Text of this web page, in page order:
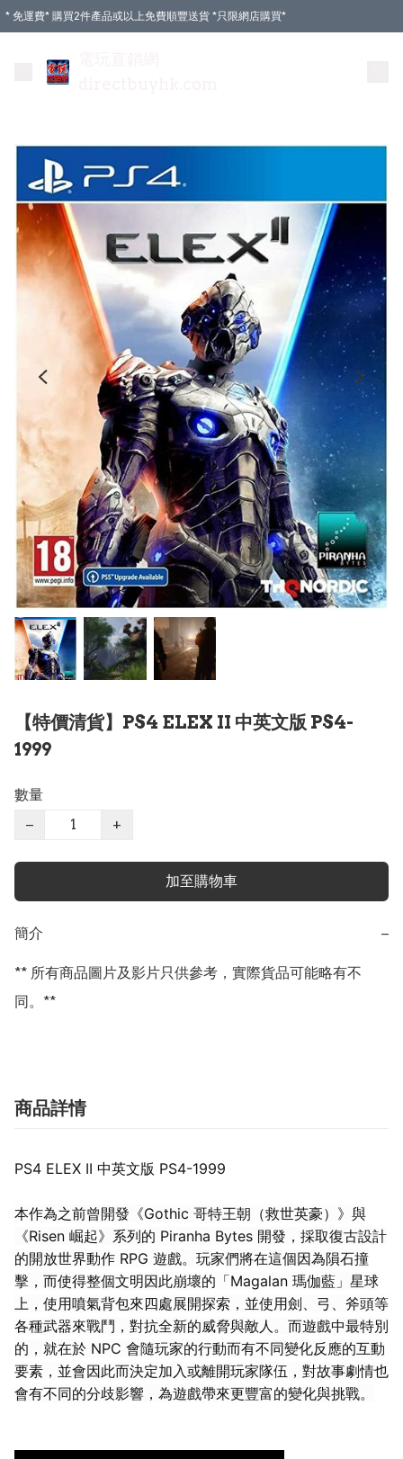
* 免運費* 購買2件產品或以上免費順豐送貨 *只限網店購買*
【特價清貨】PS4 ELEX II 中英文版 PS4-
1999
數量
−
+
加至購物車
簡介 −
** 所有商品圖片及影片只供參考，實際貨品可能略有不
同。**
商品詳情
PS4 ELEX II 中英文版 PS4-1999
本作為之前曾開發《Gothic 哥特王朝（救世英豪）》與
《Risen 崛起》系列的 Piranha Bytes 開發，採取復古設計
的開放世界動作 RPG 遊戲。玩家們將在這個因為隕石撞
擊，而使得整個文明因此崩壞的「Magalan 瑪伽藍」星球
上，使用噴氣背包來四處展開探索，並使用劍、弓、斧頭等
各種武器來戰鬥，對抗全新的威脅與敵人。而遊戲中最特別
的，就在於 NPC 會隨玩家的行動而有不同變化反應的互動
要素，並會因此而決定加入或離開玩家隊伍，對故事劇情也
會有不同的分歧影響，為遊戲帶來更豐富的變化與挑戰。